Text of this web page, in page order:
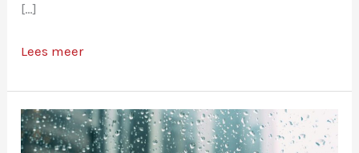
[…]
Huisdierenverzekering:
genieten
van
je
Lees meer